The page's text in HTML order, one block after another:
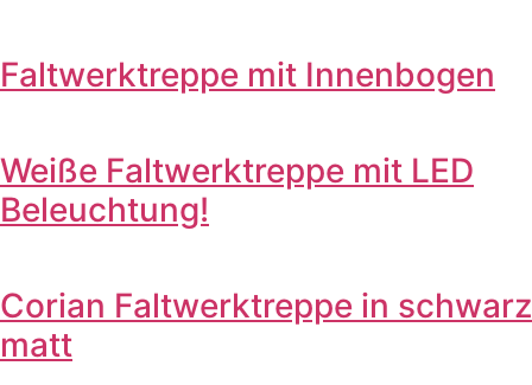
Faltwerktreppe mit Innenbogen
Weiße Faltwerktreppe mit LED
Beleuchtung!
Corian Faltwerktreppe in schwarz
matt